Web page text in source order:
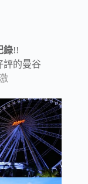
錄!!
評的曼谷